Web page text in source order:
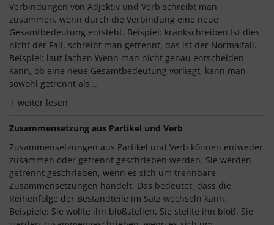
Verbindungen von Adjektiv und Verb schreibt man
zusammen, wenn durch die Verbindung eine neue
Gesamtbedeutung entsteht. Beispiel: krankschreiben Ist dies
nicht der Fall, schreibt man getrennt, das ist der Normalfall.
Beispiel: laut lachen Wenn man nicht genau entscheiden
kann, ob eine neue Gesamtbedeutung vorliegt, kann man
sowohl getrennt als...
weiter lesen
Zusammensetzung aus Partikel und Verb
Zusammensetzungen aus Partikel und Verb können entweder
zusammen oder getrennt geschrieben werden. Sie werden
getrennt geschrieben, wenn es sich um trennbare
Zusammensetzungen handelt. Das bedeutet, dass die
Reihenfolge der Bestandteile im Satz wechseln kann.
Beispiele: Sie wollte ihn bloßstellen. Sie stellte ihn bloß. Sie